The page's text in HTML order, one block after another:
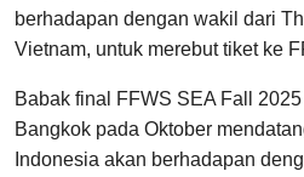
berhadapan dengan wakil dari
Vietnam, untuk merebut tiket ke
Babak final FFWS SEA Fall
Bangkok pada Oktober
Indonesia akan berhadapan